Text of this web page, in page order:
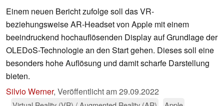
Einem neuen Bericht zufolge soll das VR-
beziehungsweise AR-Headset von Apple mit einem
beeindruckend hochauflösenden Display auf Grundlage der
OLEDoS-Technologie an den Start gehen. Dieses soll eine
besonders hohe Auflösung und damit scharfe Darstellung
bieten.
Silvio Werner, Veröffentlicht am29.09.2022